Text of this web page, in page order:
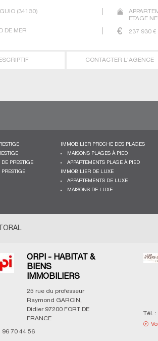
(34130)
ETAGE
DE MER 237 930 €
CONTACTER L'AGENCE
DE PRESTIGE
PRESTIGE
IMMOBILIER PROCHE DES PLAGES
MAISONS PLAGES À PIED
APPARTEMENTS PLAGE À PIED
IMMOBILIER DE LUXE
APPARTEMENTS DE LUXE
MAISONS DE LUXE
ORPI - HABITAT &
BIENS
IMMOBILIERS
25 rue du professeur
Raymond GARCIN,
Didier 97200 FORT DE
FRANCE
96 70 44 56
Tél. :